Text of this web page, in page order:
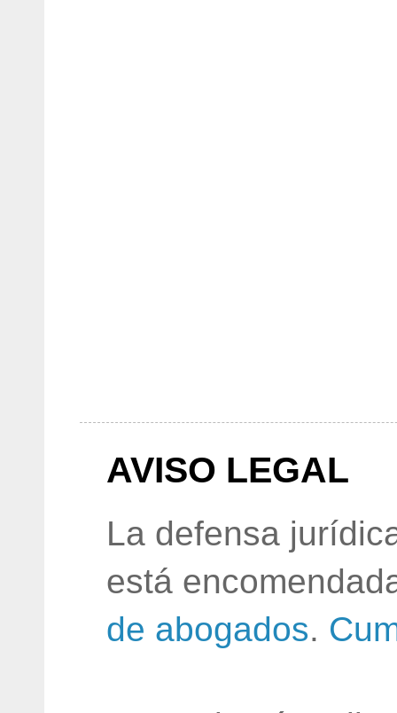
AVISO LEGAL
La defensa
está
de abogados.